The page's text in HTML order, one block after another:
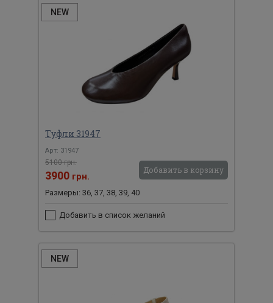
NEW
Туфли 31947
Арт: 31947
5100 грн.
3900 грн.
Добавить в корзину
Размеры: 36, 37, 38, 39, 40
Добавить в список желаний
NEW